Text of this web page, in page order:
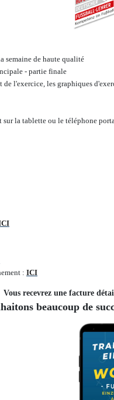
semaine de haute qualité
- partie finale
l'exercice, les graphiques
sur la tablette ou le téléphone
: ICI
Vous recevrez une facture
beaucoup de